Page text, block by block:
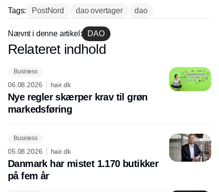
Tags: PostNord dao overtager dao
Nævnt i denne artikel: DAO
Annonce
Relateret indhold
Business
06.08.2026 hair.dk
Nye regler skærper krav til grøn
markedsføring
Business
05.08.2026 hair.dk
Danmark har mistet 1.170 butikker
på fem år